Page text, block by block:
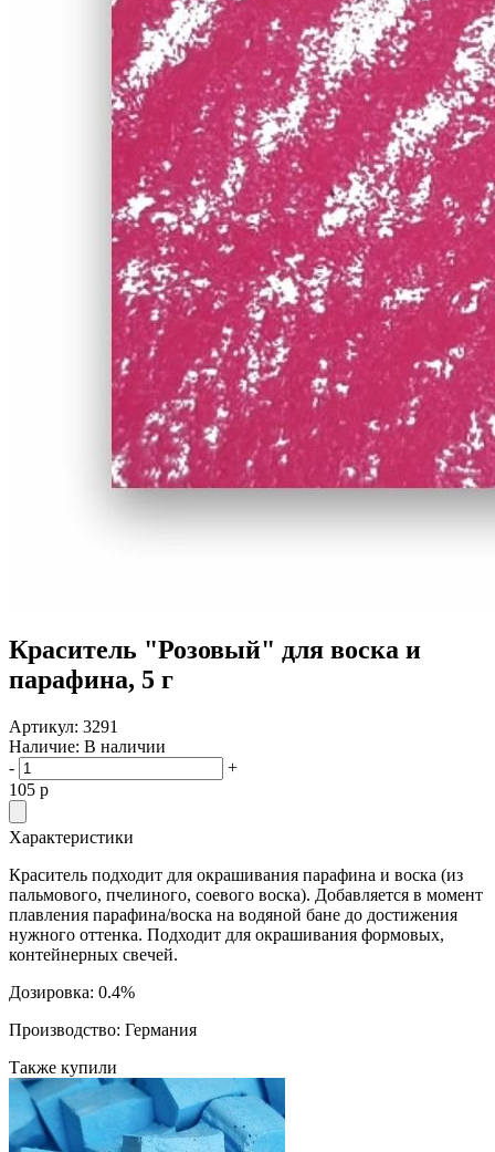
Краситель "Розовый" для воска и
парафина, 5 г
Артикул: 3291
Наличие: В наличии
-
+
105 p
Характеристики
Краситель подходит для окрашивания парафина и воска (из
пальмового, пчелиного, соевого воска). Добавляется в момент
плавления парафина/воска на водяной бане до достижения
нужного оттенка. Подходит для окрашивания формовых,
контейнерных свечей.
Дозировка: 0.4%
Производство: Германия
Также купили